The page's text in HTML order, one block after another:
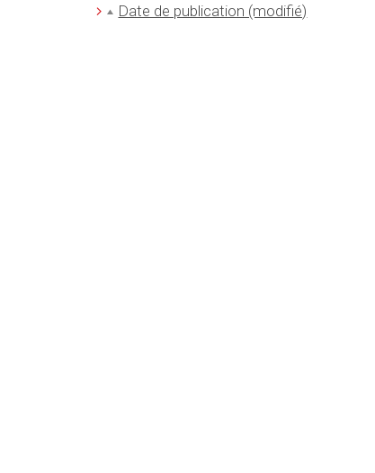
Date de publication (modifié)